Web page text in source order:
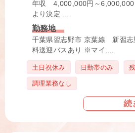
年収 4,000,000円～
より決定 ....
勤務地
千葉県習志野市 京葉線 新習
料送迎バスあり ※マイ....
土日祝休み 日勤帯のみ
調理業務なし
続